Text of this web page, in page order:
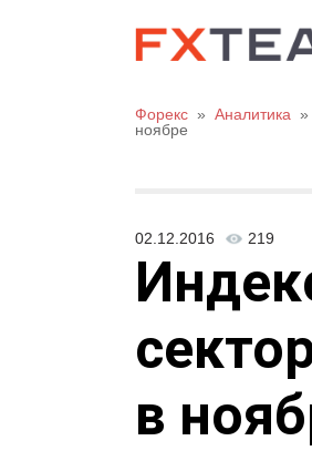
Форекс » Аналитика »
ноябре
02.12.2016 219
в